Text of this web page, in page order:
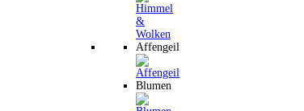
Affengeil
Blumen